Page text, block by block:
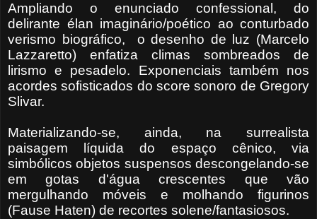
Ampliando o enunciado confessional, do
delirante élan imaginário/poético ao conturbado
verismo biográfico,
o desenho de luz (Marcelo
Lazzaretto) enfatiza climas sombreados de
lirismo e pesadelo. Exponenciais também nos
acordes sofisticados do score sonoro de Gregory
Slivar.
Materializando-se, ainda, na surrealista
paisagem líquida do espaço cênico, via
simbólicos objetos suspensos descongelando-se
em gotas d'água crescentes que vão
mergulhando móveis e molhando figurinos
(Fause Haten) de recortes solene/fantasiosos.